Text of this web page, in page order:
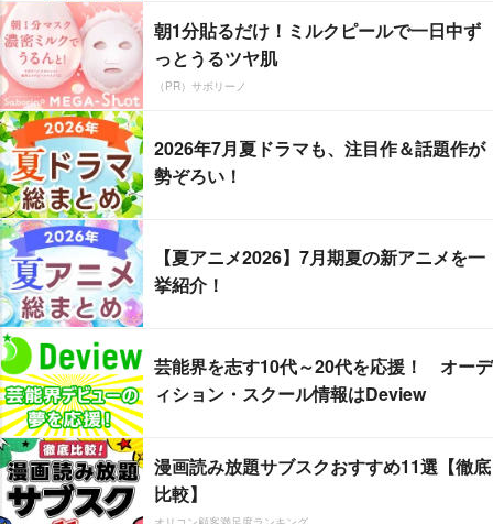
朝1分貼るだけ！ミルクピールで一日中ず
っとうるツヤ肌
（PR）サボリーノ
2026年7月夏ドラマも、注目作＆話題作が
勢ぞろい！
【夏アニメ2026】7月期夏の新アニメを一
挙紹介！
芸能界を志す10代～20代を応援！ オーデ
ィション・スクール情報はDeview
漫画読み放題サブスクおすすめ11選【徹底
比較】